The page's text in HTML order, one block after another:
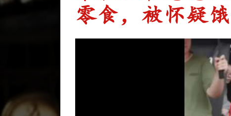
零食，被怀疑